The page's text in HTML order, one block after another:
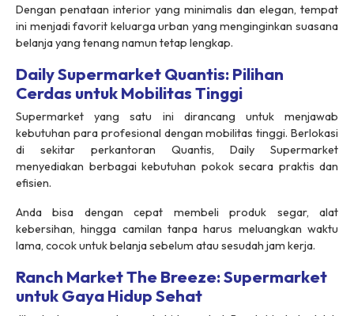
Dengan penataan interior yang minimalis dan elegan, tempat
ini menjadi favorit keluarga urban yang menginginkan suasana
belanja yang tenang namun tetap lengkap.
Daily Supermarket Quantis: Pilihan
Cerdas untuk Mobilitas Tinggi
Supermarket yang satu ini dirancang untuk menjawab
kebutuhan para profesional dengan mobilitas tinggi. Berlokasi
di sekitar perkantoran Quantis, Daily Supermarket
menyediakan berbagai kebutuhan pokok secara praktis dan
efisien.
Anda bisa dengan cepat membeli produk segar, alat
kebersihan, hingga camilan tanpa harus meluangkan waktu
lama, cocok untuk belanja sebelum atau sesudah jam kerja.
Ranch Market The Breeze: Supermarket
untuk Gaya Hidup Sehat